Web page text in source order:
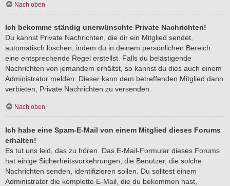
Nach oben
Ich bekomme ständig unerwünschte Private Nachrichten!
Du kannst Private Nachrichten, die dir ein Mitglied sendet,
automatisch löschen, indem du in deinem persönlichen Bereich
eine entsprechende Regel erstellst. Falls du belästigende
Nachrichten von jemandem erhältst, so kannst du dies auch einem
Administrator melden. Dieser kann dem betreffenden Mitglied dann
verbieten, Private Nachrichten zu versenden.
Nach oben
Ich habe eine Spam-E-Mail von einem Mitglied dieses Forums
erhalten!
Es tut uns leid, das zu hören. Das E-Mail-Formular dieses Forums
hat einige Sicherheitsvorkehrungen, die Benutzer, die solche
Nachrichten senden, identifizieren sollen. Du solltest einem
Administrator die komplette E-Mail, die du bekommen hast,